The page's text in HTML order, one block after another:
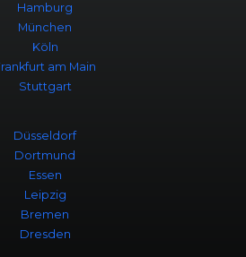
Hamburg
München
Köln
am Main
Stuttgart
Düsseldorf
Dortmund
Essen
Leipzig
Bremen
Dresden